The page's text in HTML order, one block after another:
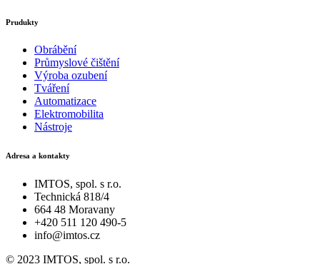
Prudukty
Obrábění
Průmyslové čištění
Výroba ozubení
Tváření
Automatizace
Elektromobilita
Nástroje
Adresa a kontakty
IMTOS, spol. s r.o.
Technická 818/4
664 48 Moravany
+420 511 120 490-5
info@imtos.cz
© 2023 IMTOS, spol. s r.o.